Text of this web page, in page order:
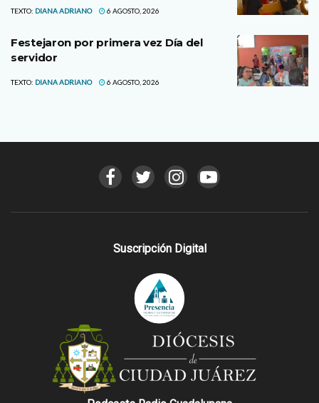
TEXTO: DIANA ADRIANO 6 AGOSTO, 2026
Festejaron por primera vez Día del
servidor
TEXTO: DIANA ADRIANO 6 AGOSTO, 2026
Suscripción Digital